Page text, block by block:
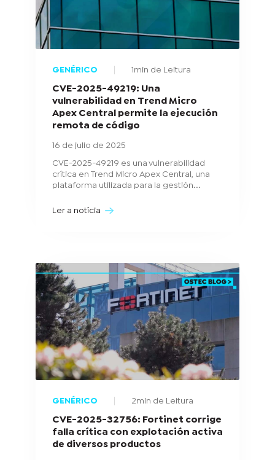
GENÉRICO 1min de Leitura
CVE-2025-49219: Una
vulnerabilidad en Trend Micro
Apex Central permite la ejecución
remota de código
16 de julio de 2025
CVE-2025-49219 es una vulnerabilidad
crítica en Trend Micro Apex Central, una
plataforma utilizada para la gestión...
Ler a notícia
GENÉRICO 2min de Leitura
CVE-2025-32756: Fortinet corrige
falla crítica con explotación activa
de diversos productos